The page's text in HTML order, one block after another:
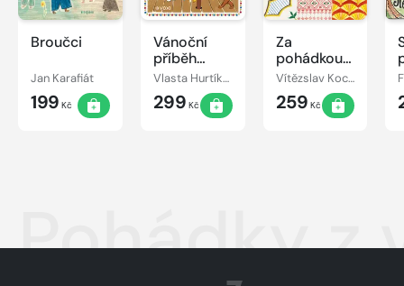
Broučci
Jan Karafiát
199 Kč
Vánoční
příběh
pejska a
kočičky
Vlasta Hurtíková
299 Kč
Za
pohádkou
kolem
světa
Vítězslav Kocourek
259 Kč
Pohádky z